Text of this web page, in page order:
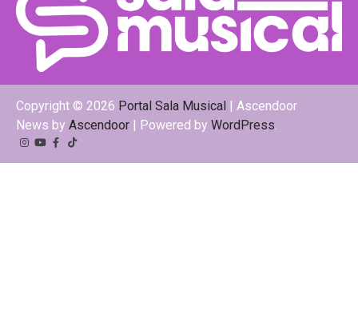
Copyright © 2026 Portal Sala Musical | Ascendoor
News by Ascendoor | Powered by WordPress.
Instagram
YouTube
Facebook
Tiktok